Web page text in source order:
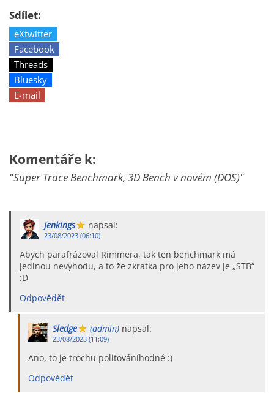
Sdílet:
eXtwitter
Facebook
Threads
Bluesky
E-mail
Komentáře k:
"Super Trace Benchmark, 3D Bench v novém (DOS)"
Jenkings napsal:
23/08/2023 (06:10)
Abych parafrázoval Rimmera, tak ten benchmark má
jedinou nevýhodu, a to že zkratka pro jeho název je „STB“
:D
Odpovědět
Sledge (admin) napsal:
23/08/2023 (11:09)
Ano, to je trochu politováníhodné :)
Odpovědět